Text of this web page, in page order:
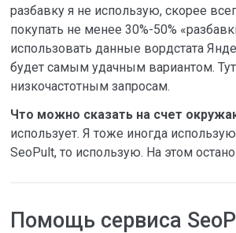
разбавку я не использую, скорее
покупать не менее 30%-50%
использовать данные вордстата
будет самым удачным вариантом.
низкочастотным запросам.
Что можно сказать на счет
использует. Я тоже иногда
SeoPult, то использую. На этом
Помощь сервиса